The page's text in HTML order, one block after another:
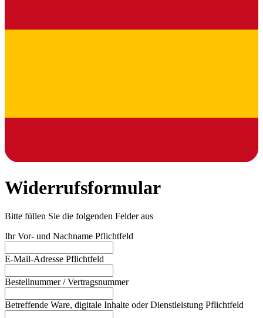
Widerrufsformular
Bitte füllen Sie die folgenden Felder aus
Ihr Vor- und Nachname Pflichtfeld
E-Mail-Adresse Pflichtfeld
Bestellnummer / Vertragsnummer
Betreffende Ware, digitale Inhalte oder Dienstleistung Pflichtfeld